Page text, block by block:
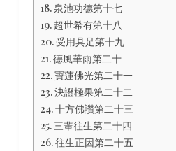
泉池功德第十七
超世希有第十八
受用具足第十九
德風華雨第二十
寶蓮佛光第二十一
決證極果第二十二
十方佛讚第二十三
三輩往生第二十四
往生正因第二十五